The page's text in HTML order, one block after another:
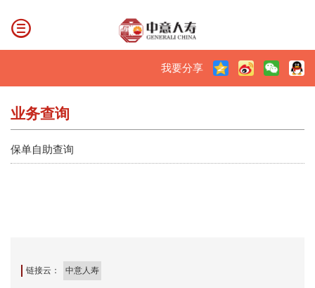
我要分享
业务查询
保单自助查询
链接云： 中意人寿